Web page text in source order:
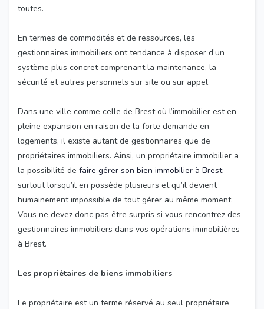
toutes.
En termes de commodités et de ressources, les
gestionnaires immobiliers ont tendance à disposer d’un
système plus concret comprenant la maintenance, la
sécurité et autres personnels sur site ou sur appel.
Dans une ville comme celle de Brest où l’immobilier est en
pleine expansion en raison de la forte demande en
logements, il existe autant de gestionnaires que de
propriétaires immobiliers. Ainsi, un propriétaire immobilier a
la possibilité de faire gérer son bien immobilier à Brest
surtout lorsqu’il en possède plusieurs et qu’il devient
humainement impossible de tout gérer au même moment.
Vous ne devez donc pas être surpris si vous rencontrez des
gestionnaires immobiliers dans vos opérations immobilières
à Brest.
Les propriétaires de biens immobiliers
Le propriétaire est un terme réservé au seul propriétaire